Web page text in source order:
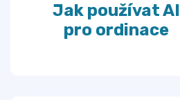
Jak používat AI
pro ordinace